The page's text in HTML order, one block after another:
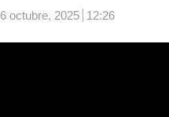
6 octubre, 2025 12:26